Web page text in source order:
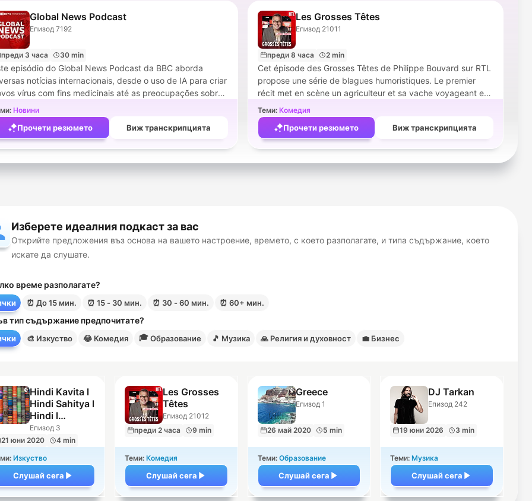
Global News Podcast
Епизод 7192
преди 3 часа 30 min
episódio do Global News Podcast da BBC aborda
notícias internacionais, desde o uso de IA para criar
vírus com fins medicinais até as preocupações sobre
de estoques de armas nos EUA. O programa
discute a multa multibilionária aplicada à Meta por
à segurança infantil e a controvérsia em torno do
de comédia de Amanda Knox. A reportagem explora
Новини
Прочети резюмето Виж транскрипцията
Les Grosses Têtes
Епизод 21011
преди 8 часа 2 min
Cet épisode des Grosses Têtes de Philippe Bouvard sur RTL
propose une série de blagues humoristiques. Le premier
récit met en scène un agriculteur et sa vache voyageant en
autostop, tandis que le second présente une situation
absurde impliquant un conducteur de Ferrari et un poulet à
trois pattes.
Теми: Комедия
Прочети резюмето Виж транскрипцията
Изберете идеалния подкаст за вас
Открийте предложения въз основа на вашето настроение, времето, с което разполагате, и типа съдържание, което
искате да слушате.
време разполагате?
⏰ До 15 мин. ⏰ 15 - 30 мин. ⏰ 30 - 60 мин. ⏰ 60+ мин.
тип съдържание предпочитате?
🎨 Изкуство 😂 Комедия 🎓Образование 🎵 Музика 🙏 Религия и духовност 💼 Бизнес
Hindi Kavita l
Hindi Sahitya l
Hindi l
Recitation l
Епизод 3
21 юни 2020
4 min
Изкуство
Слушай сега
Les Grosses
Têtes
Епизод 21012
преди 2 часа
9 min
Теми: Комедия
Слушай сега
Greece
Епизод 1
26 май 2020 5 min
Теми: Образование
Слушай сега
DJ Tarkan
Епизод 242
19 юни 2026 3 min
Теми: Музика
Слушай сега